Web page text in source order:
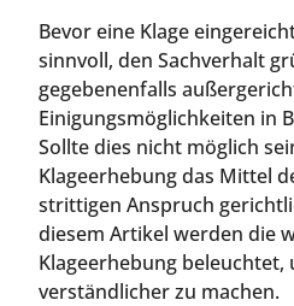
Bevor eine Klage
sinnvoll, den Sachverhalt
gegebenenfalls
Einigungsmöglichkeiten in
Sollte dies nicht möglich
Klageerhebung das Mittel
strittigen Anspruch
diesem Artikel werden die
Klageerhebung beleuchtet,
verständlicher zu machen.